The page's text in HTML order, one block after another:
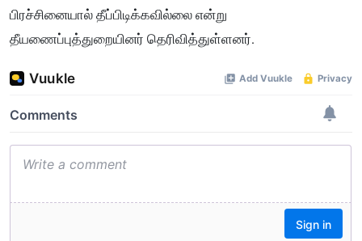
பிரச்சினையால் தீப்பிடிக்கவில்லை என்று
தீயணைப்புத்துறையினர் தெரிவித்துள்ளனர்.